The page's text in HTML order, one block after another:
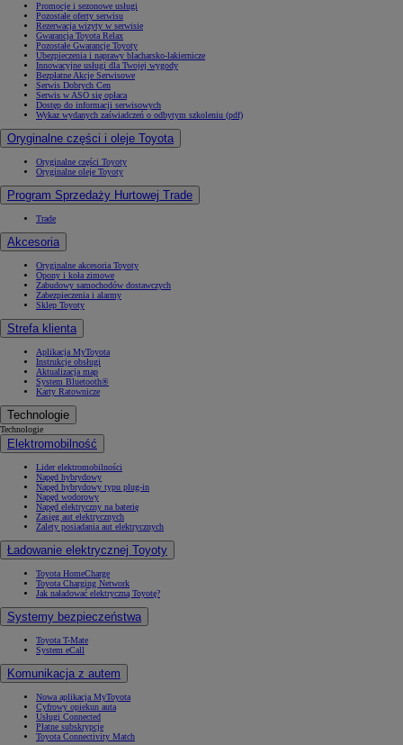
Promocje i sezonowe usługi
Pozostałe oferty serwisu
Rezerwacja wizyty w serwisie
Gwarancja Toyota Relax
Pozostałe Gwarancje Toyoty
Ubezpieczenia i naprawy blacharsko-lakiernicze
Innowacyjne usługi dla Twojej wygody
Bezpłatne Akcje Serwisowe
Serwis Dobrych Cen
Serwis w ASO się opłaca
Dostęp do informacji serwisowych
Wykaz wydanych zaświadczeń o odbytym szkoleniu (pdf)
Oryginalne części i oleje Toyota
Oryginalne części Toyoty
Oryginalne oleje Toyoty
Program Sprzedaży Hurtowej Trade
Trade
Akcesoria
Oryginalne akcesoria Toyoty
Opony i koła zimowe
Zabudowy samochodów dostawczych
Zabezpieczenia i alarmy
Sklep Toyoty
Strefa klienta
Aplikacja MyToyota
Instrukcje obsługi
Aktualizacja map
System Bluetooth®
Karty Ratownicze
Technologie
Technologie
Elektromobilność
Lider elektromobilności
Napęd hybrydowy
Napęd hybrydowy typu plug-in
Napęd wodorowy
Napęd elektryczny na baterię
Zasięg aut elektrycznych
Zalety posiadania aut elektrycznych
Ładowanie elektrycznej Toyoty
Toyota HomeCharge
Toyota Charging Network
Jak naładować elektryczną Toyotę?
Systemy bezpieczeństwa
Toyota T-Mate
System eCall
Komunikacja z autem
Nowa aplikacja MyToyota
Cyfrowy opiekun auta
Usługi Connected
Płatne subskrypcje
Toyota Connectivity Match